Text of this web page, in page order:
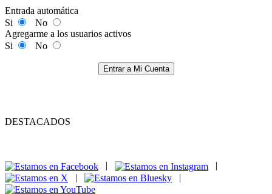
Entrada automática
Si
No
Agregarme a los usuarios activos
Si
No
Entrar a Mi Cuenta
DESTACADOS
|
|